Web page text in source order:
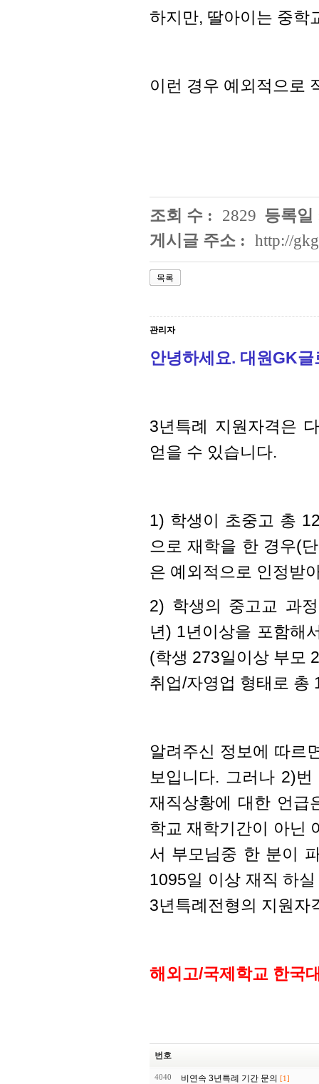
하지만, 딸아이는 중학
이런 경우 예외적으로
조회 수 : 2829 등록일
게시글 주소 : http://
목록
관리자
안녕하세요. 대원GK
3년특례 지원자격은
얻을 수 있습니다.
1) 학생이 초중고 총
으로 재학을 한 경우(
은 예외적으로 인정받
2) 학생의 중고교 과
년) 1년이상을 포함해
(학생 273일이상 부모
취업/자영업 형태로 총
알려주신 정보에 따르
보입니다. 그러나 2)
재직상황에 대한 언급
학교 재학기간이 아닌
서 부모님중 한 분이
1095일 이상 재직 하
3년특례전형의 지원
해외고/국제학교 한국
번호
4040 비연속 3년특례 기간 문의 [1]